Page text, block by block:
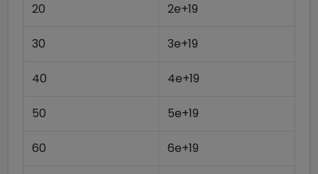
20 2e+19
30 3e+19
40 4e+19
50 5e+19
60 6e+19